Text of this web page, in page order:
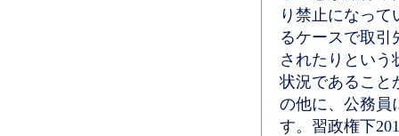
り禁止になっ
るケースで取引
されたりという
状況であること
の他に、公務員
す。習政権下